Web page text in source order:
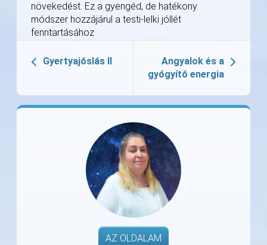
növekedést. Ez a gyengéd, de hatékony
módszer hozzájárul a testi-lelki jóllét
fenntartásához
Gyertyajóslás II
Angyalok és a
gyógyító energia
AZ OLDALAM